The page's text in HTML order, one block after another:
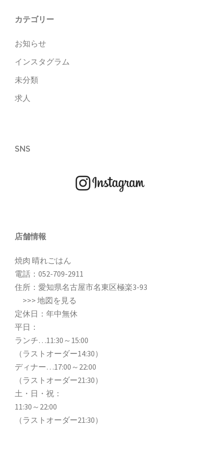
カテゴリー
お知らせ
インスタグラム
未分類
求人
SNS
店舗情報
焼肉 晴れごはん
電話： 052-709-2911
住所：愛知県名古屋市名東区極楽3-93
>>> 地図を見る
定休日：年中無休
平日：
ランチ…11:30～15:00
（ラストオーダー14:30）
ディナー…17:00～22:00
（ラストオーダー21:30）
土・日・祝：
11:30～22:00
（ラストオーダー21:30）